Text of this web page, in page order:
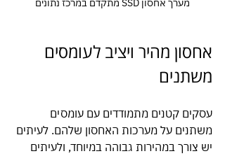
מערך אחסון SSD מתקדם במרכז נתונים
אחסון מהיר ויציב לעומסים
משתנים
עסקים קטנים מתמודדים עם עומסים
משתנים על מערכות האחסון שלהם. לעיתים
יש צורך במהירות גבוהה במיוחד, ולעיתים